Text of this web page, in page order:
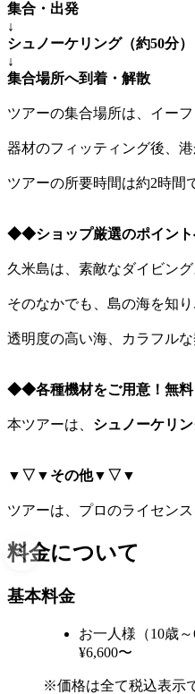
集合・出発
↓
シュノーケリング（約50分）
↓
集合場所へ到着・解散
ツアーの集合場所は、イー
器材のフィッティング後、
ツアーの所要時間は約2時間
◆◆ショップ厳選のポイン
久米島は、素敵なダイビン
そのなかでも、島の海を知
透明度の高い海、カラフル
◆◆各種機材をご用意！無
本ツアーは、 シュノーケリ
▼▽▼その他▼▽▼
ツアーは、プロのライセン
料金について
基本料金
お一人様（10歳～
¥6,600〜
※価格は全て税込表示